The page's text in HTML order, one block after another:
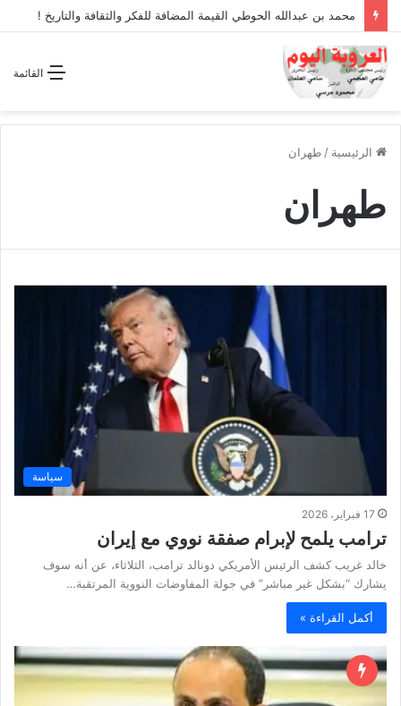
محمد بن عبدالله الحوطي القيمة المضافة للفكر والثقافة والتاريخ !
القائمة
الرئيسية / طهران
طهران
سياسة
17 فبراير، 2026
ترامب يلمح لإبرام صفقة نووي مع إيران
خالد غريب كشف الرئيس الأمريكي دونالد ترامب، الثلاثاء، عن أنه سوف
يشارك “بشكل غير مباشر” في جولة المفاوضات النووية المرتقبة…
أكمل القراءة »